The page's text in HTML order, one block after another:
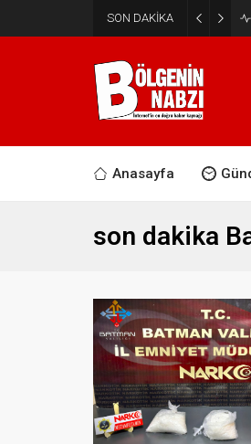
SON DAKİKA
Anasayfa
son dakika